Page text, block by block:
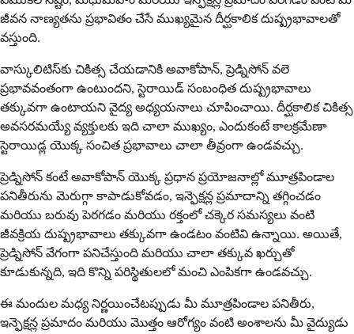
జీవన నాణ్యతను ప్రభావితం చేసే ముఖ్యమైన దీర్ఘకాలిక దుష్ప్రభావాలతో
వస్తుంది.
వాస్కులిటిస్‌కు చికిత్స చేయడానికి అవాకోపాన్, ప్రెడ్నిసోన్ వలె
ప్రభావవంతంగా ఉంటుందని, స్టెరాయిడ్ సంబంధిత దుష్ప్రభావాలు
తక్కువగా ఉంటాయని వైద్య అధ్యయనాలు చూపించాయి. దీర్ఘకాలిక చికిత్స
అవసరమయ్యే వ్యక్తులకు ఇది చాలా ముఖ్యం, ఎందుకంటే కాలక్రమేణా
స్టెరాయిడ్ల యొక్క సంచిత ప్రభావాలు చాలా తీవ్రంగా ఉండవచ్చు.
ప్రెడ్నిసోన్ కంటే అవాకోపాన్ యొక్క ప్రధాన ప్రయోజనాల్లో మూత్రపిండాల
పనితీరును మెరుగ్గా కాపాడుకోవడం, ఇన్ఫెక్షన్ల ప్రమాదాన్ని తగ్గించడం
మరియు బరువు పెరగడం మరియు రక్తంలో చక్కెర సమస్యలు వంటి
జీవక్రియ దుష్ప్రభావాలు తక్కువగా ఉండటం వంటివి ఉన్నాయి. అయితే,
ప్రెడ్నిసోన్ వేగంగా పనిచేస్తుంది మరియు చాలా తక్కువ ఖర్చుతో
కూడుకున్నది, ఇది కొన్ని పరిస్థితులలో మంచి ఎంపికగా ఉండవచ్చు.
ఈ మందుల మధ్య నిర్ణయించేటప్పుడు మీ మూత్రపిండాల పనితీరు,
ఇన్ఫెక్షన్ల ప్రమాదం మరియు మొత్తం ఆరోగ్యం వంటి అంశాలను మీ వైద్యుడు